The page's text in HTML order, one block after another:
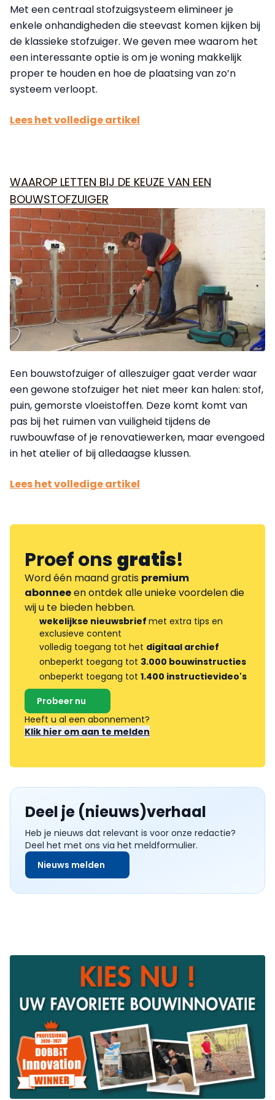
Met een centraal stofzuigsysteem elimineer je
enkele onhandigheden die steevast komen kijken bij
de klassieke stofzuiger. We geven mee waarom het
een interessante optie is om je woning makkelijk
proper te houden en hoe de plaatsing van zo’n
systeem verloopt.
Lees het volledige artikel
WAAROP LETTEN BIJ DE KEUZE VAN EEN
BOUWSTOFZUIGER
Een bouwstofzuiger of alleszuiger gaat verder waar
een gewone stofzuiger het niet meer kan halen: stof,
puin, gemorste vloeistoffen. Deze komt komt van
pas bij het ruimen van vuiligheid tijdens de
ruwbouwfase of je renovatiewerken, maar evengoed
in het atelier of bij alledaagse klussen.
Lees het volledige artikel
Proef onsgratis!
Word één maand gratis premium
abonneeen ontdek alle unieke voordelen die
wij u te bieden hebben.
wekelijkse nieuwsbrief met extra tips en
exclusieve content
volledig toegang tot het digitaal archief
onbeperkt toegang tot 3.000 bouwinstructies
onbeperkt toegang tot 1.400 instructievideo's
Probeer nu
Heeft u al een abonnement?
Klik hier om aan te melden
Deel je (nieuws)verhaal
Heb je nieuws dat relevant is voor onze redactie?
Deel het met ons via het meldformulier.
Nieuws melden